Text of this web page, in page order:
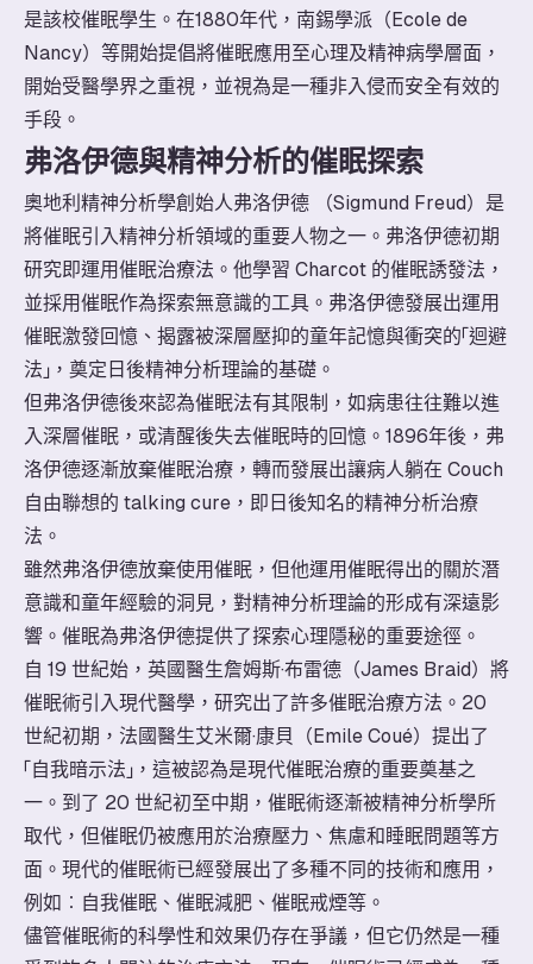
是該校催眠學生。在1880年代，南錫學派（Ecole de
Nancy）等開始提倡將催眠應用至心理及精神病學層面，
開始受醫學界之重視，並視為是一種非入侵而安全有效的
手段。
弗洛伊德與精神分析的催眠探索
奧地利精神分析學創始人弗洛伊德 （Sigmund Freud）是
將催眠引入精神分析領域的重要人物之一。弗洛伊德初期
研究即運用催眠治療法。他學習 Charcot 的催眠誘發法，
並採用催眠作為探索無意識的工具。弗洛伊德發展出運用
催眠激發回憶、揭露被深層壓抑的童年記憶與衝突的「迴避
法」，奠定日後精神分析理論的基礎。
但弗洛伊德後來認為催眠法有其限制，如病患往往難以進
入深層催眠，或清醒後失去催眠時的回憶。1896年後，弗
洛伊德逐漸放棄催眠治療，轉而發展出讓病人躺在 Couch
自由聯想的 talking cure，即日後知名的精神分析治療
法。
雖然弗洛伊德放棄使用催眠，但他運用催眠得出的關於潛
意識和童年經驗的洞見，對精神分析理論的形成有深遠影
響。催眠為弗洛伊德提供了探索心理隱秘的重要途徑。
自 19 世紀始，英國醫生詹姆斯·布雷德（James Braid）將
催眠術引入現代醫學，研究出了許多催眠治療方法。20
世紀初期，法國醫生艾米爾·康貝（Emile Coué）提出了
「自我暗示法」，這被認為是現代催眠治療的重要奠基之
一。到了 20 世紀初至中期，催眠術逐漸被精神分析學所
取代，但催眠仍被應用於治療壓力、焦慮和睡眠問題等方
面。現代的催眠術已經發展出了多種不同的技術和應用，
例如︰自我催眠、催眠減肥、催眠戒煙等。
儘管催眠術的科學性和效果仍存在爭議，但它仍然是一種